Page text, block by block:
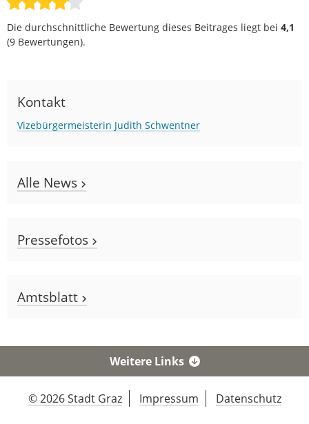
Die durchschnittliche Bewertung dieses Beitrages liegt bei 4,1
(9 Bewertungen).
Kontakt
Vizebürgermeisterin Judith Schwentner
Alle News
Pressefotos
Amtsblatt
Weitere Links
© 2026 Stadt Graz Impressum Datenschutz